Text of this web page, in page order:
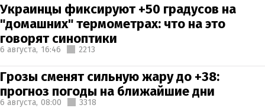
Украинцы фиксируют +50 градусов на
"домашних" термометрах: что на это
говорят синоптики
6 августа, 16:46 2213
Грозы сменят сильную жару до +38:
прогноз погоды на ближайшие дни
6 августа, 08:00 3318